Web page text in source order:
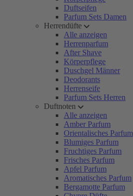
Duftseifen
Parfum Sets Damen
Herrendüfte
Alle anzeigen
Herrenparfum
After Shave
Körperpflege
Duschgel Männer
Deodorants
Herrenseife
Parfum Sets Herren
Duftnoten
Alle anzeigen
Amber Parfum
Orientalisches Parfum
Blumiges Parfum
Fruchtiges Parfum
Frisches Parfum
Apfel Parfum
Aromatisches Parfum
Bergamotte Parfum